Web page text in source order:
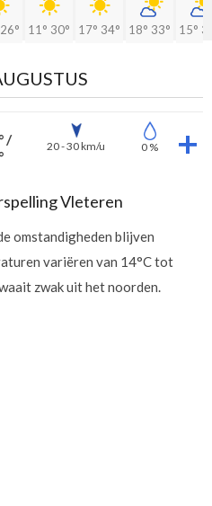
26° 11° 30° 17° 34° 18° 33° 15°
/
20 - 30 km/u 0 %
Vleteren
omstandigheden blijven
variëren van 14°C tot
zwak uit het noorden.